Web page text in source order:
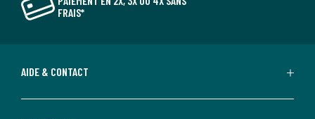
FRAIS*
AIDE & CONTACT